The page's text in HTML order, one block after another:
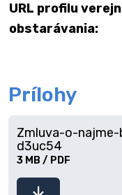
URL profilu
obstarávania:
Prílohy
súbor
Zmluva-o-
d3uc54
3 MB / PDF